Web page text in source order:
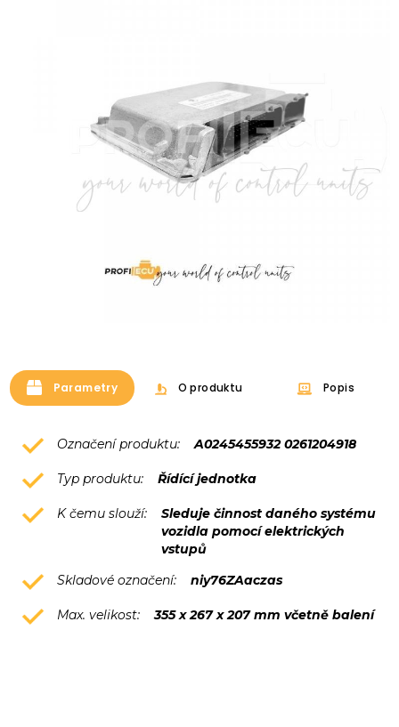
Parametry O produktu Popis
Označení produktu: A0245455932 0261204918
Typ produktu: Řídící jednotka
K čemu slouží:
Sleduje činnost daného systému
vozidla pomocí elektrických
vstupů
Skladové označení:
niy76ZAaczas
Max. velikost: 355 x 267 x 207 mm včetně balení